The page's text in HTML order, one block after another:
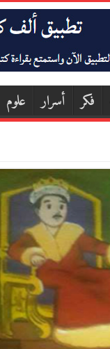
فكر أسرار علوم